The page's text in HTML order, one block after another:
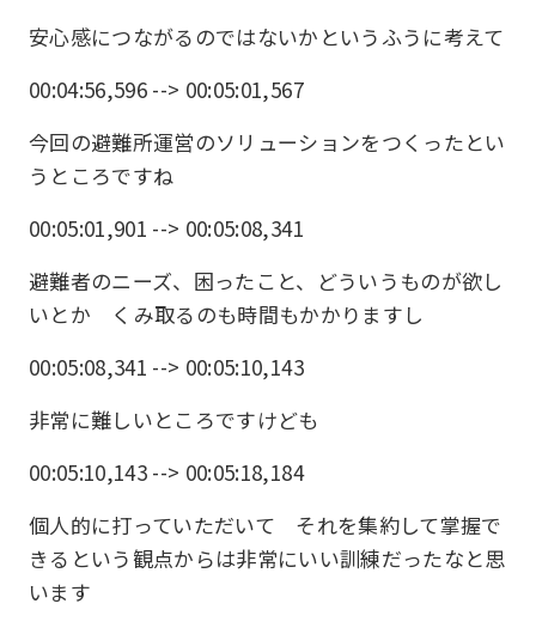
安心感につながるのではないかというふうに考えて
00:04:56,596 --> 00:05:01,567
今回の避難所運営のソリューションをつくったとい
うところですね
00:05:01,901 --> 00:05:08,341
避難者のニーズ、困ったこと、どういうものが欲し
いとか くみ取るのも時間もかかりますし
00:05:08,341 --> 00:05:10,143
非常に難しいところですけども
00:05:10,143 --> 00:05:18,184
個人的に打っていただいて それを集約して掌握で
きるという観点からは非常にいい訓練だったなと思
います